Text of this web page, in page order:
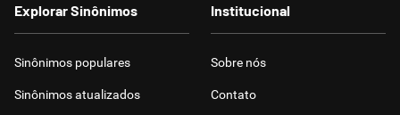
Explorar Sinônimos
Sinônimos populares
Sinônimos atualizados
Institucional
Sobre nós
Contato